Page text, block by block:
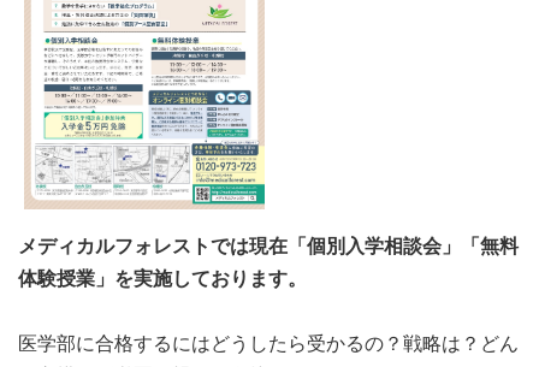
メディカルフォレストでは現在「個別入学相談会」「無料
体験授業」を実施しております。
医学部に合格するにはどうしたら受かるの？戦略は？どん